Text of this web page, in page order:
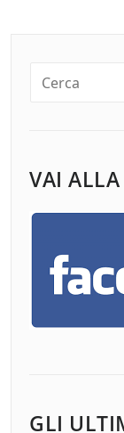
VAI
GLI